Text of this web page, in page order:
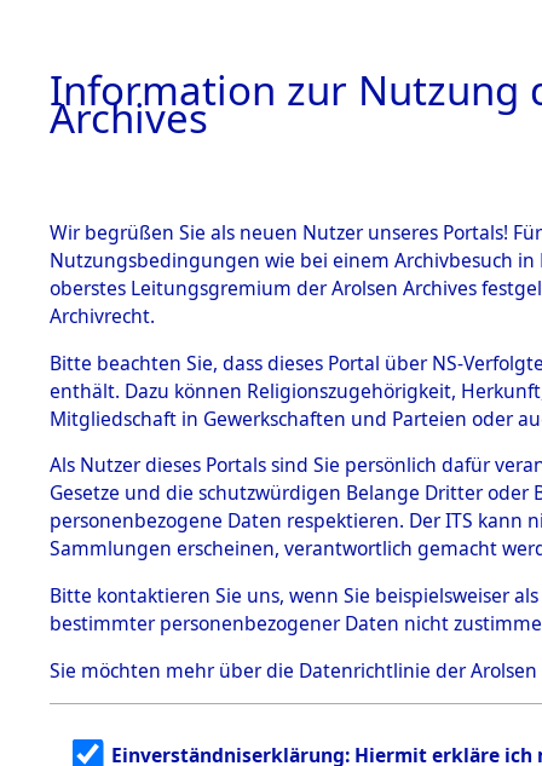
BESTÄNDE
1.
mente
5. Verschiedenes
5.3
Todesmärsche
5.3.1 Alliierte
Erhebungen
zu
Todesmärsch
en
5.3.2
g
→0003
Information zur Nutzung
Archives
Wir begrüßen Sie als neuen Nutzer unseres Portals!
Nutzungsbedingungen wie bei einem Archivbesuch
oberstes Leitungsgremium der Arolsen Archives
Archivrecht.
Bitte beachten Sie, dass dieses Portal über NS-
enthält. Dazu können Religionszugehörigkeit,
Mitgliedschaft in Gewerkschaften und Parteien oder
Als Nutzer dieses Portals sind Sie persönlich dafür
Gesetze und die schutzwürdigen Belange Dritter
personenbezogene Daten respektieren. Der ITS
Sammlungen erscheinen, verantwortlich gemacht
Bitte kontaktieren Sie uns, wenn Sie beispielsweiser
bestimmter personenbezogener Daten nicht
Sie möchten mehr über die Datenrichtlinie der Arolsen
Einverständniserklärung: Hiermit erkläre ich